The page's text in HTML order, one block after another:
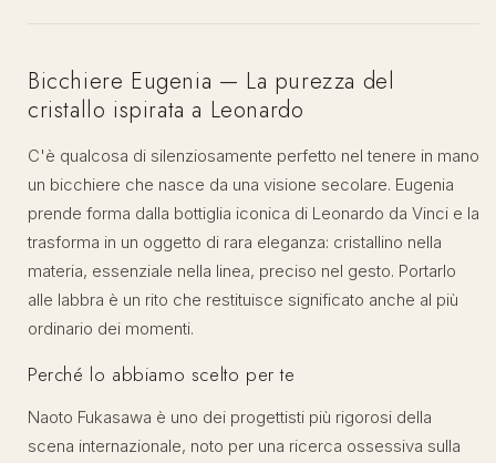
Bicchiere Eugenia — La purezza del
cristallo ispirata a Leonardo
C'è qualcosa di silenziosamente perfetto nel tenere in mano
un bicchiere che nasce da una visione secolare. Eugenia
prende forma dalla bottiglia iconica di Leonardo da Vinci e la
trasforma in un oggetto di rara eleganza: cristallino nella
materia, essenziale nella linea, preciso nel gesto. Portarlo
alle labbra è un rito che restituisce significato anche al più
ordinario dei momenti.
Perché lo abbiamo scelto per te
Naoto Fukasawa è uno dei progettisti più rigorosi della
scena internazionale, noto per una ricerca ossessiva sulla